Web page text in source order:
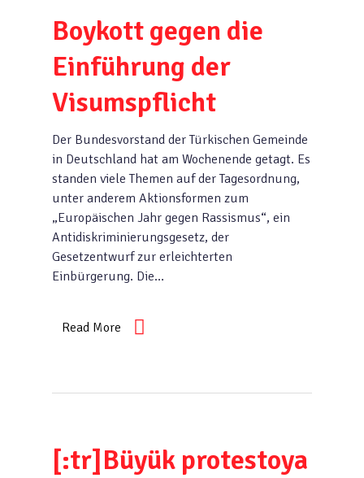
Boykott gegen die
Einführung der
Visumspflicht
Der Bundesvorstand der Türkischen Gemeinde
in Deutschland hat am Wochenende getagt. Es
standen viele Themen auf der Tagesordnung,
unter anderem Aktionsformen zum
„Europäischen Jahr gegen Rassismus“, ein
Antidiskriminierungsgesetz, der
Gesetzentwurf zur erleichterten
Einbürgerung. Die…
Read More
[:tr]Büyük protestoya